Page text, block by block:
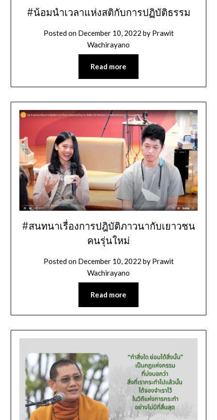
#น้อมนำเวลาแห่งสติกับการปฏิบัติธรรม
Posted on December 10, 2022 by Prawit
Wachirayano
Read more
#สนทนาเรื่องการปฎิบัติภาวนากับเยาวชน
คนรุ่นใหม่
Posted on December 10, 2022 by Prawit
Wachirayano
Read more